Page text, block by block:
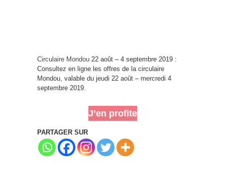
Circulaire Mondou 22 août – 4 septembre 2019 :
Consultez en ligne les offres de la circulaire
Mondou, valable du jeudi 22 août – mercredi 4
septembre 2019.
J’en profite
PARTAGER SUR